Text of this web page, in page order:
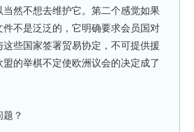
然不想去维护它。第二个感觉如果
不是泛泛的，它明确要求会员国对
些国家签署贸易协定，不可提供援
的举棋不定使欧洲议会的决定成了
？